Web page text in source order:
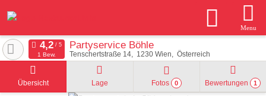
Menu
Partyservice Böhle
Tenschertstraße 14 1230 Wien Österreich
1 Bew.
Übersicht Lage Fotos 0 Bewertungen 1